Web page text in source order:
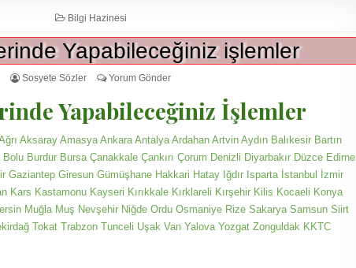
Bilgi Hazinesi
Yapabileceğiniz işlemler
Sosyete Sözler Yorum Gönder
Yapabileceğiniz İşlemler
Aksaray Amasya Ankara Antalya Ardahan Artvin Aydın Balıkesir Bartın
Burdur Bursa Çanakkale Çankırı Çorum Denizli Diyarbakır Düzce Edirne
Gaziantep Giresun Gümüşhane Hakkari Hatay Iğdır Isparta İstanbul İzmir
Kars Kastamonu Kayseri Kırıkkale Kırklareli Kırşehir Kilis Kocaeli Konya
Muğla Muş Nevşehir Niğde Ordu Osmaniye Rize Sakarya Samsun Siirt
Tokat Trabzon Tunceli Uşak Van Yalova Yozgat Zonguldak KKTC